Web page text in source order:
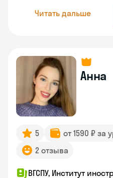
Читать дальше
Анна
5 от 1590 ₽ за
2 отзыва
ВГСПУ, Институт